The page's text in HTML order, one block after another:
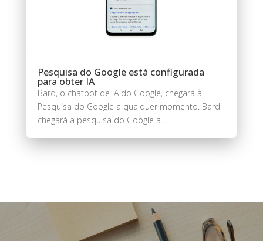
Pesquisa do Google está configurada
para obter IA
Bard, o chatbot de IA do Google, chegará à
Pesquisa do Google a qualquer momento. Bard
chegará a pesquisa do Google a...